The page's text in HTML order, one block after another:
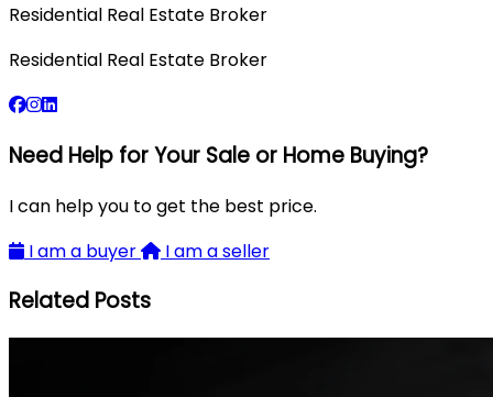
Residential Real Estate Broker
Residential Real Estate Broker
Need Help for Your Sale or Home Buying?
I can help you to get the best price.
I am a buyer
I am a seller
Related Posts